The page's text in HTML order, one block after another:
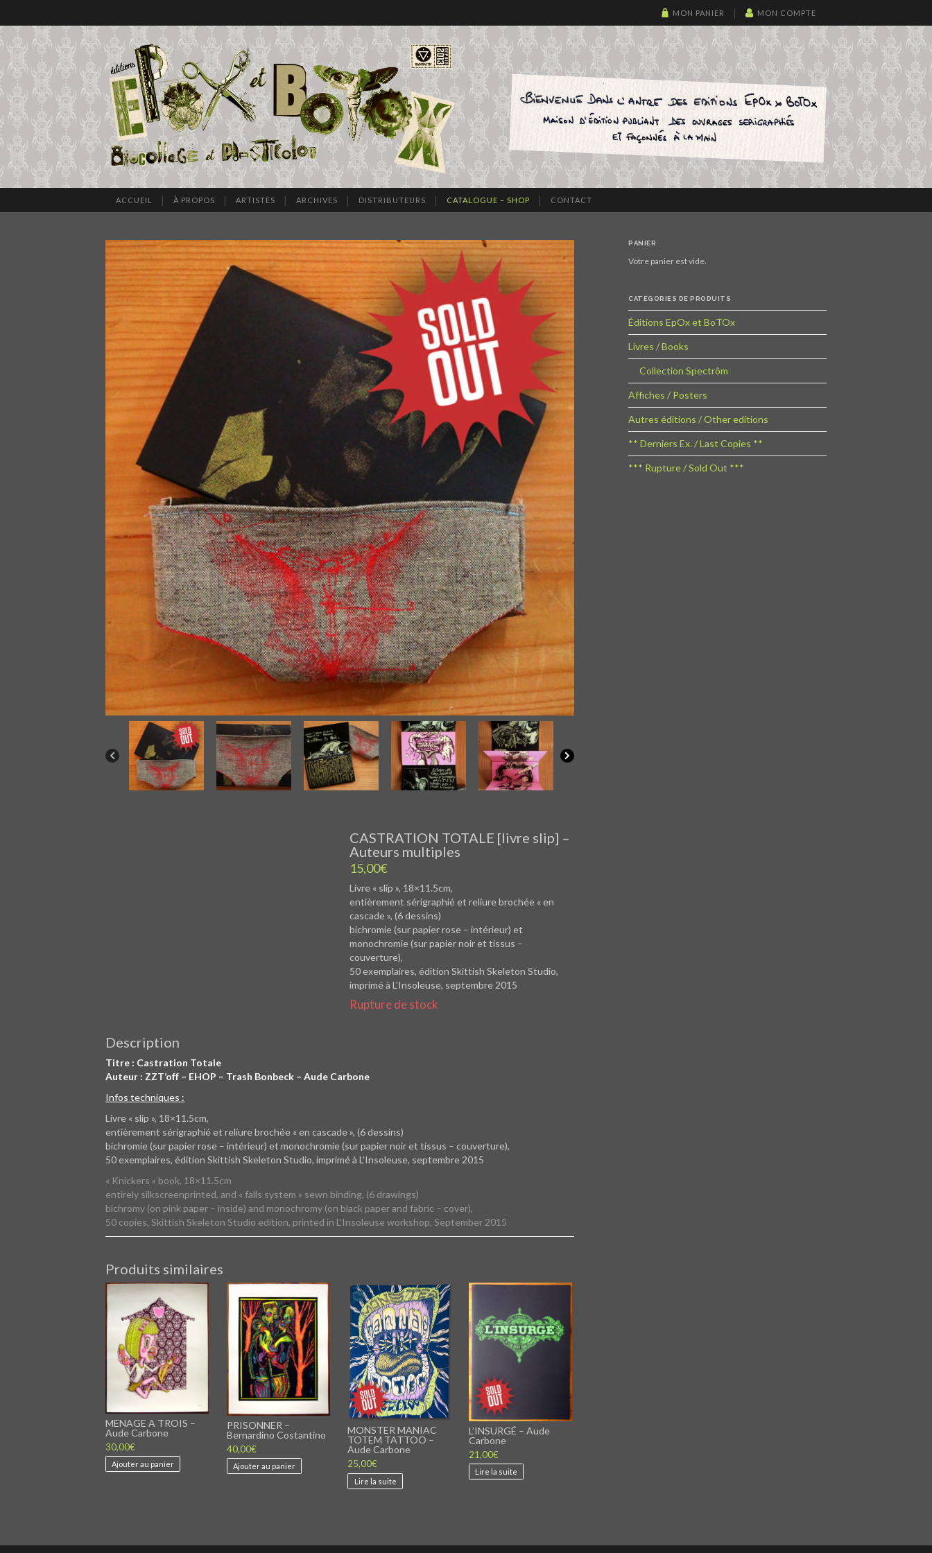
MON COMPTE
MON PANIER
ACCUEIL À PROPOS ARTISTES ARCHIVES DISTRIBUTEURS CATALOGUE – SHOP CONTACT
CASTRATION TOTALE [livre slip] –
Auteurs multiples
15,00€
Livre « slip », 18×11.5cm,
entièrement sérigraphié et reliure brochée « en
cascade », (6 dessins)
bichromie (sur papier rose – intérieur) et
monochromie (sur papier noir et tissus –
couverture),
50 exemplaires, édition Skittish Skeleton Studio,
imprimé à L’Insoleuse, septembre 2015
Rupture de stock
Description
Titre : Castration Totale
Auteur : ZZT’off – EHOP – Trash Bonbeck – Aude Carbone
Infos techniques :
Livre « slip », 18×11.5cm,
entièrement sérigraphié et reliure brochée « en cascade », (6 dessins)
bichromie (sur papier rose – intérieur) et monochromie (sur papier noir et tissus – couverture),
50 exemplaires, édition Skittish Skeleton Studio, imprimé à L’Insoleuse, septembre 2015
« Knickers » book, 18×11.5cm
entirely silkscreenprinted, and « falls system » sewn binding, (6 drawings)
bichromy (on pink paper – inside) and monochromy (on black paper and fabric – cover),
50 copies, Skittish Skeleton Studio edition, printed in L’Insoleuse workshop, September 2015
Produits similaires
MENAGE A TROIS –
Aude Carbone
30,00€
Ajouter au panier
PRISONNER –
Bernardino Costantino
40,00€
Ajouter au panier
MONSTER MANIAC
TOTEM TATTOO –
Aude Carbone
25,00€
Lire la suite
L’INSURGÉ – Aude
Carbone
21,00€
Lire la suite
PANIER
Votre panier est vide.
CATÉGORIES DE PRODUITS
Éditions EpOx et BoTOx
Livres / Books
Collection Spectrôm
Affiches / Posters
Autres éditions / Other editions
** Derniers Ex. / Last Copies **
*** Rupture / Sold Out ***